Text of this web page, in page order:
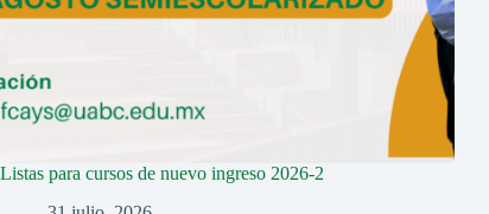
Listas para cursos de nuevo ingreso 2026-2